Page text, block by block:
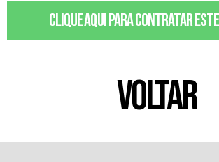
Clique aqui para contratar
VOLTAR